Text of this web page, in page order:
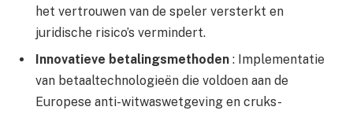
het vertrouwen van de speler versterkt en
juridische risico’s vermindert.
Innovatieve betalingsmethoden : Implementatie
van betaaltechnologieën die voldoen aan de
Europese anti-witwaswetgeving en cruks-